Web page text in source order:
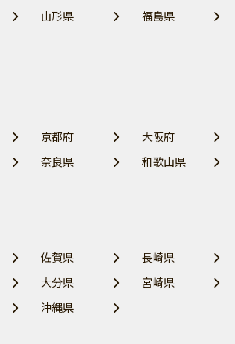
山形県 福島県
京都府
大阪府
奈良県 和歌山県
佐賀県
長崎県
大分県
宮崎県
沖縄県